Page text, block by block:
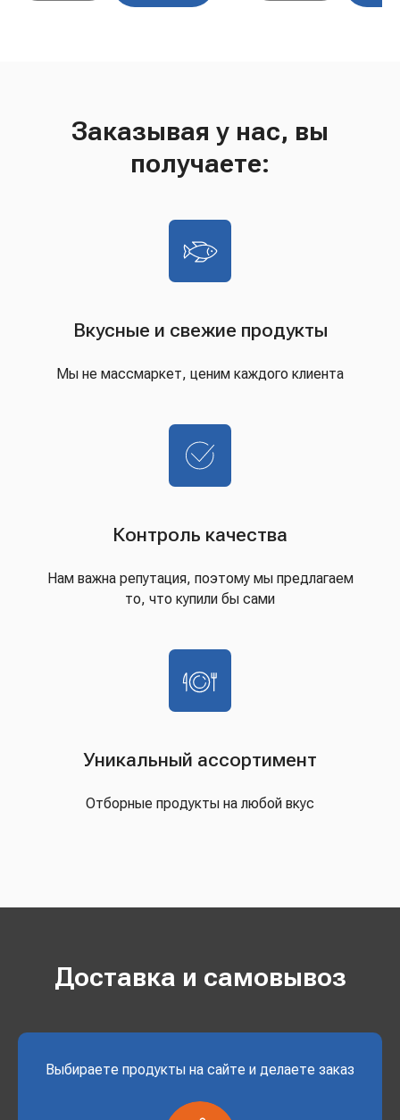
Заказывая у нас, вы
получаете:
Вкусные и свежие продукты
Мы не массмаркет, ценим каждого клиента
Контроль качества
Нам важна репутация, поэтому мы предлагаем
то, что купили бы сами
Уникальный ассортимент
Отборные продукты на любой вкус
Доставка и самовывоз
Выбираете продукты на сайте и делаете заказ